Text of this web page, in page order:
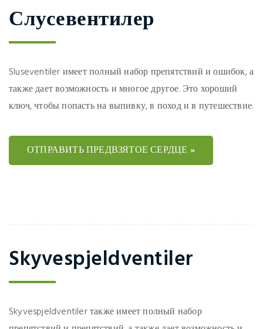
Слусевентилер
Sluseventiler имеет полный набор препятствий и ошибок, а
также дает возможность и многое другое. Это хороший
ключ, чтобы попасть на выпивку, в поход и в путешествие.
ОТПРАВИТЬ ПРЕДВЗЯТОЕ СЕРДЦЕ »
Skyvespjeldventiler
Skyvespjeldventiler также имеет полный набор